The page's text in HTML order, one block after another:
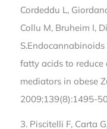
Cordeddu L,
Collu M, Bruheim I,
fatty acids to
mediators in obese
2009;139(8):1495-
3. Piscitelli F, Carta